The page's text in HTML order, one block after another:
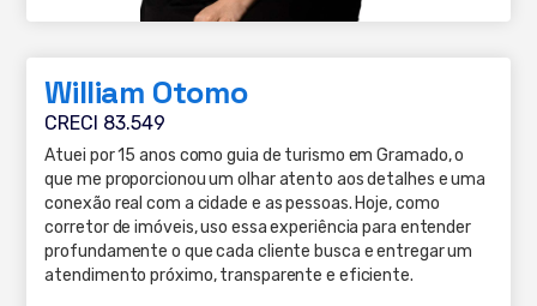
William Otomo
CRECI 83.549
Atuei por 15 anos como guia de turismo em Gramado, o
que me proporcionou um olhar atento aos detalhes e uma
conexão real com a cidade e as pessoas. Hoje, como
corretor de imóveis, uso essa experiência para entender
profundamente o que cada cliente busca e entregar um
atendimento próximo, transparente e eficiente.